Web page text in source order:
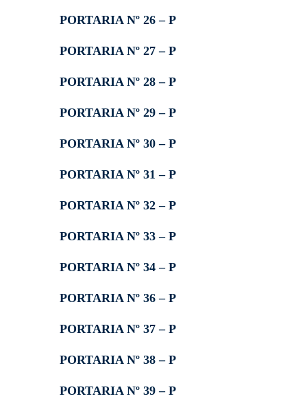
PORTARIA Nº 26 – P
PORTARIA Nº 27 – P
PORTARIA Nº 28 – P
PORTARIA Nº 29 – P
PORTARIA Nº 30 – P
PORTARIA Nº 31 – P
PORTARIA Nº 32 – P
PORTARIA Nº 33 – P
PORTARIA Nº 34 – P
PORTARIA Nº 36 – P
PORTARIA Nº 37 – P
PORTARIA Nº 38 – P
PORTARIA Nº 39 – P